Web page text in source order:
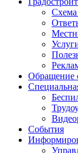
Схема
Обращение
События